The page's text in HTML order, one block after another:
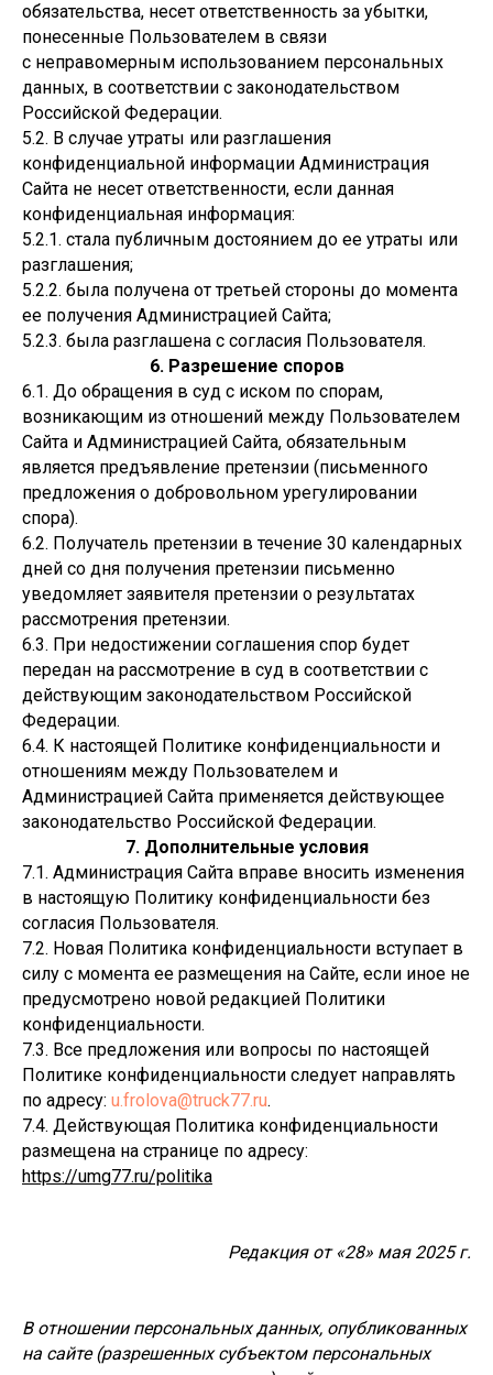
обязательства, несет ответственность за убытки,
понесенные Пользователем в связи
с неправомерным использованием персональных
данных, в соответствии с законодательством
Российской Федерации.
5.2. В случае утраты или разглашения
конфиденциальной информации Администрация
Сайта не несет ответственности, если данная
конфиденциальная информация:
5.2.1. стала публичным достоянием до ее утраты или
разглашения;
5.2.2. была получена от третьей стороны до момента
ее получения Администрацией Сайта;
5.2.3. была разглашена с согласия Пользователя.
6. Разрешение споров
6.1. До обращения в суд с иском по спорам,
возникающим из отношений между Пользователем
Сайта и Администрацией Сайта, обязательным
является предъявление претензии (письменного
предложения о добровольном урегулировании
спора).
6.2. Получатель претензии в течение 30 календарных
дней со дня получения претензии письменно
уведомляет заявителя претензии о результатах
рассмотрения претензии.
6.3. При недостижении соглашения спор будет
передан на рассмотрение в суд в соответствии с
действующим законодательством Российской
Федерации.
6.4. К настоящей Политике конфиденциальности и
отношениям между Пользователем и
Администрацией Сайта применяется действующее
законодательство Российской Федерации.
7. Дополнительные условия
7.1. Администрация Сайта вправе вносить изменения
в настоящую Политику конфиденциальности без
согласия Пользователя.
7.2. Новая Политика конфиденциальности вступает в
силу с момента ее размещения на Сайте, если иное не
предусмотрено новой редакцией Политики
конфиденциальности.
7.3. Все предложения или вопросы по настоящей
Политике конфиденциальности следует направлять
по адресу: u.frolova@truck77.ru.
7.4. Действующая Политика конфиденциальности
размещена на странице по адресу:
https://umg77.ru/politika
Редакция от «28» мая 2025 г.
В отношении персональных данных, опубликованных
на сайте (разрешенных субъектом персональных